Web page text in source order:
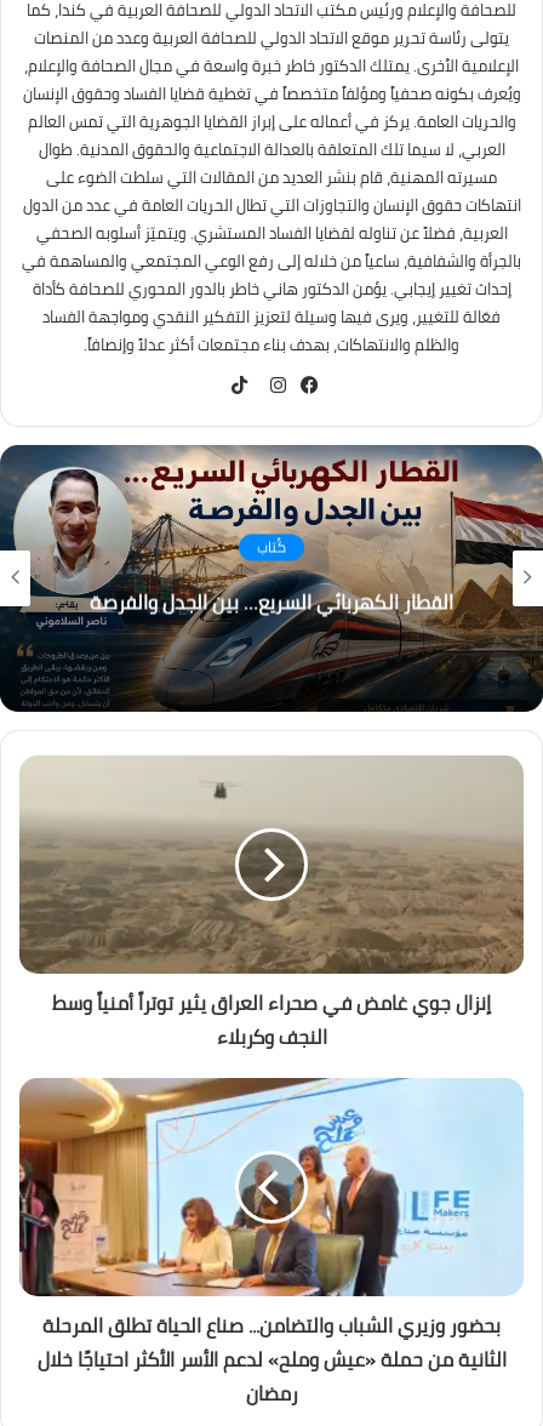
للصحافة والإعلام ورئيس مكتب الاتحاد الدولي للصحافة العربية في كندا، كما
يتولى رئاسة تحرير موقع الاتحاد الدولي للصحافة العربية وعدد من المنصات
الإعلامية الأخرى. يمتلك الدكتور خاطر خبرة واسعة في مجال الصحافة والإعلام،
ويُعرف بكونه صحفياً ومؤلفاً متخصصاً في تغطية قضايا الفساد وحقوق الإنسان
والحريات العامة. يركز في أعماله على إبراز القضايا الجوهرية التي تمس العالم
العربي، لا سيما تلك المتعلقة بالعدالة الاجتماعية والحقوق المدنية. طوال
مسيرته المهنية، قام بنشر العديد من المقالات التي سلطت الضوء على
انتهاكات حقوق الإنسان والتجاوزات التي تطال الحريات العامة في عدد من الدول
العربية، فضلاً عن تناوله لقضايا الفساد المستشري. ويتميّز أسلوبه الصحفي
بالجرأة والشفافية، ساعياً من خلاله إلى رفع الوعي المجتمعي والمساهمة في
إحداث تغيير إيجابي. يؤمن الدكتور هاني خاطر بالدور المحوري للصحافة كأداة
فعّالة للتغيير، ويرى فيها وسيلة لتعزيز التفكير النقدي ومواجهة الفساد
والظلم والانتهاكات، بهدف بناء مجتمعات أكثر عدلاً وإنصافاً.
كُتاب
التغير المناخي… من التحذير إلى الاحتراق ، هل أصبح
العالم يعيش عصر الكوارث المناخية؟
إنزال جوي غامض في صحراء العراق يثير توتراً أمنياً وسط
النجف وكربلاء
بحضور وزيري الشباب والتضامن... صناع الحياة تطلق المرحلة
الثانية من حملة «عيش وملح» لدعم الأسر الأكثر احتياجًا خلال
رمضان